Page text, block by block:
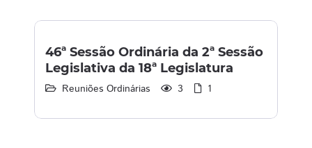
46ª Sessão Ordinária da 2ª Sessão
Legislativa da 18ª Legislatura
Reuniões Ordinárias 3 1